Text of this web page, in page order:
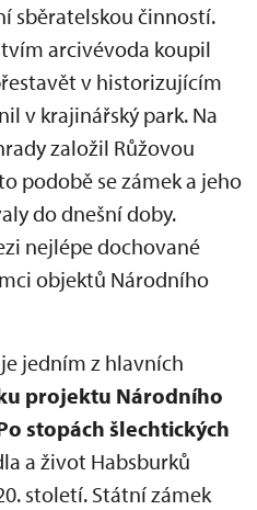
sběratelskou činností.
arcivévoda koupil
v historizujícím
v krajinářský park. Na
založil Růžovou
podobě se zámek a jeho
do dnešní doby.
nejlépe dochované
objektů Národního
jedním z hlavních
projektu Národního
stopách šlechtických
a život Habsburků
století. Státní zámek